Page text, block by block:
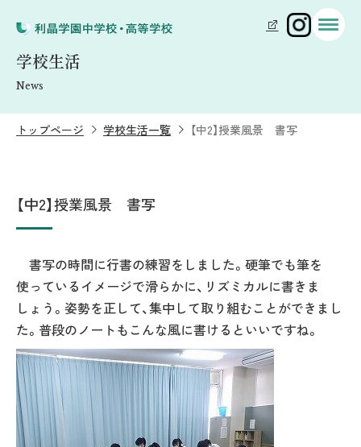
学校生活
News
トップページ 学校生活一覧 【中2】授業風景 書写
【中2】授業風景 書写
書写の時間に行書の練習をしました。硬筆でも筆を
使っているイメージで滑らかに、リズミカルに書きま
しょう。姿勢を正して、集中して取り組むことができまし
た。普段のノートもこんな風に書けるといいですね。